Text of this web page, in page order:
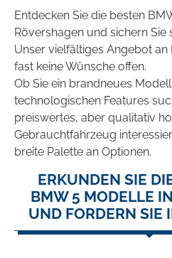
Entdecken Sie die besten
Rövershagen und sichern Sie
Unser vielfältiges Angebot
fast keine Wünsche offen.
Ob Sie ein brandneues
technologischen Features
preiswertes, aber qualitativ
Gebrauchtfahrzeug
breite Palette an Optionen.
ERKUNDEN SIE
BMW 5 MODELLE
UND FORDERN SIE